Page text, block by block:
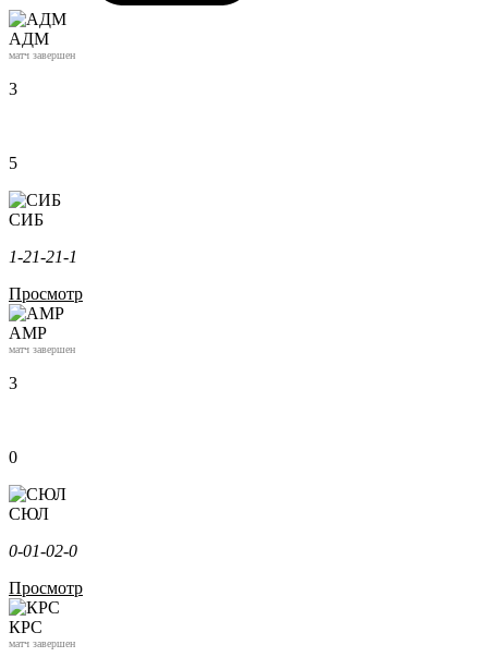
АДМ
матч завершен
3
5
СИБ
1-21-21-1
Просмотр
АМР
матч завершен
3
0
СЮЛ
0-01-02-0
Просмотр
КРС
матч завершен